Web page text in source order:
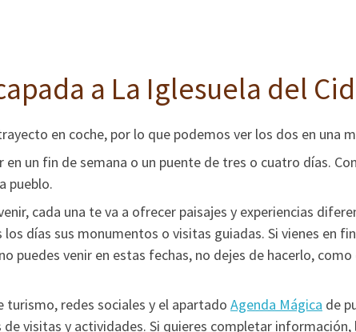
a La Iglesuela del
en coche, por lo que podemos ver los dos en una
un fin de semana o un puente de tres o cuatro días.
pueblo.
cada una te va a ofrecer paisajes y experiencias
días sus monumentos o visitas guiadas. Si vienes en
puedes venir en estas fechas, no dejes de hacerlo,
turismo, redes sociales y el apartado Agenda Mágica de
visitas y actividades. Si quieres completar